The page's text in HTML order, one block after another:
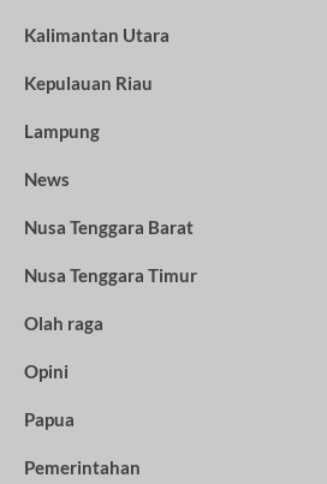
Kalimantan Utara
Kepulauan Riau
Lampung
News
Nusa Tenggara Barat
Nusa Tenggara Timur
Olah raga
Opini
Papua
Pemerintahan